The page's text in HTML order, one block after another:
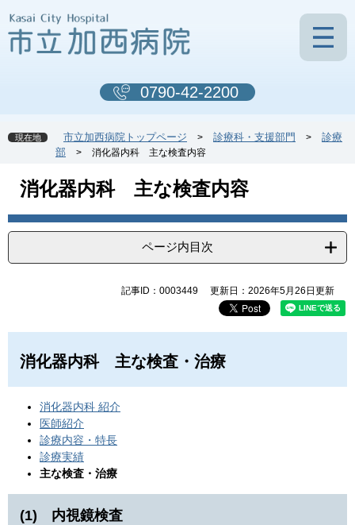
ー
ジ
。
ニ
ュ
て
0790-42-2200
現在地 市立加西病院トップページ > 診療科・支援部門 >
診療
部
> 消化器内科 主な検査内容
消化器内科 主な検査内容
ページ内目次
記事ID：0003449 更新日：2026年5月26日更新
消化器内科 主な検査・治療
消化器内科 紹介
医師紹介
診療内容・特長
診療実績
主な検査・治療
(1) 内視鏡検査